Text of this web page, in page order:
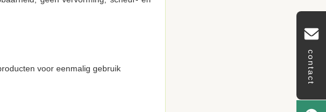
contact
voor eenmalig gebruik